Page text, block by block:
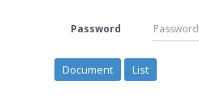
Password
Document List